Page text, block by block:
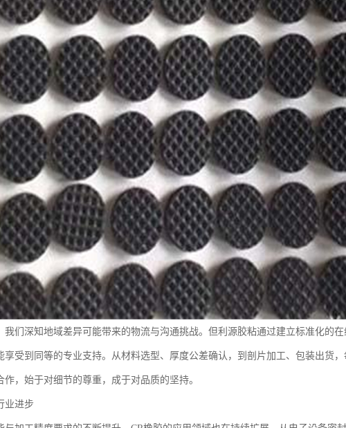
们深知地域差异可能带来的物流与沟通挑战。但利源胶粘通过建立标准化的在
享受到同等的专业支持。从材料选型、厚度公差确认，到剖片加工、包装出货
，始于对细节的尊重，成于对品质的坚持。
业进步